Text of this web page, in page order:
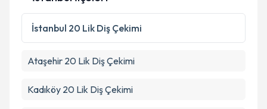
Kişisel verilerimin işlenmesine ilişkinAydınlatma
Metni'ni okudum ve kişisel verilerimin belirtilen
kapsamda işlenmesini kabul ediyorum.
İstanbul 20 Lik Diş Çekimi
Ataşehir 20 Lik Diş Çekimi
Kadıköy 20 Lik Diş Çekimi